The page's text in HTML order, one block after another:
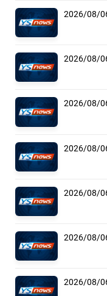
2026/08/
2026/08/
2026/08/
2026/08/
2026/08/
2026/08/
2026/08/